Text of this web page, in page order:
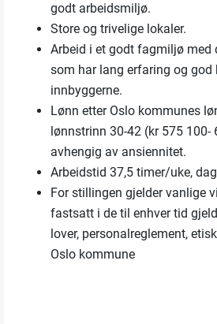
godt arbeidsmiljø.
Store og trivelige lokaler.
Arbeid i et godt fagmiljø med
som har lang erfaring og god
innbyggerne.
Lønn etter Oslo kommunes
lønnstrinn 30-42 (kr 575 100-
avhengig av ansiennitet.
Arbeidstid 37,5 timer/uke,
For stillingen gjelder vanlige
fastsatt i de til enhver tid
lover, personalreglement,
Oslo kommune